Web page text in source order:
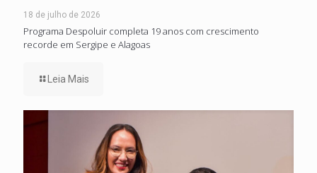
18 de julho de 2026
Programa Despoluir completa 19 anos com crescimento
recorde em Sergipe e Alagoas
Leia Mais